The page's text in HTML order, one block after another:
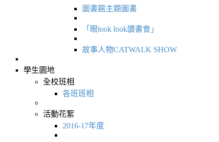
圖書館主題圖書
「眼look look讀書會」
故事人物CATWALK SHOW
學生園地
全校班相
各班班相
活動花絮
2016-17年度